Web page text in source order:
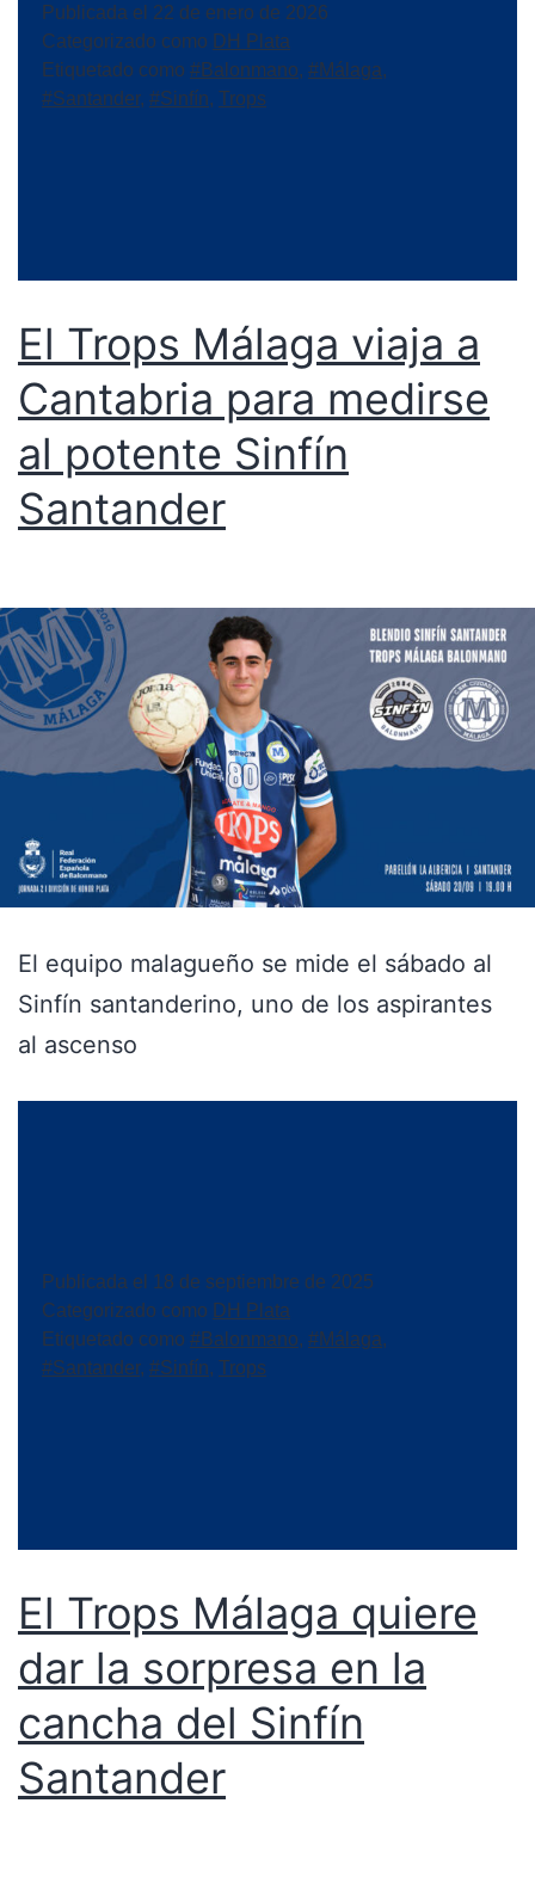
Publicada el 22 de enero de 2026
Categorizado como DH Plata
Etiquetado como #Balonmano, #Málaga,
#Santander, #Sinfín, Trops
El Trops Málaga viaja a
Cantabria para medirse
al potente Sinfín
Santander
El equipo malagueño se mide el sábado al
Sinfín santanderino, uno de los aspirantes
al ascenso
Publicada el
18 de septiembre de 2025
Categorizado como DH Plata
Etiquetado como #Balonmano, #Málaga,
#Santander, #Sinfín, Trops
El Trops Málaga quiere
dar la sorpresa en la
cancha del Sinfín
Santander